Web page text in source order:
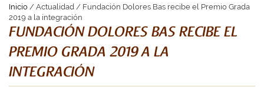
Inicio / Actualidad / Fundación Dolores Bas recibe el Premio Grada
2019 a la integración
FUNDACIÓN DOLORES BAS RECIBE EL
PREMIO GRADA 2019 A LA
INTEGRACIÓN